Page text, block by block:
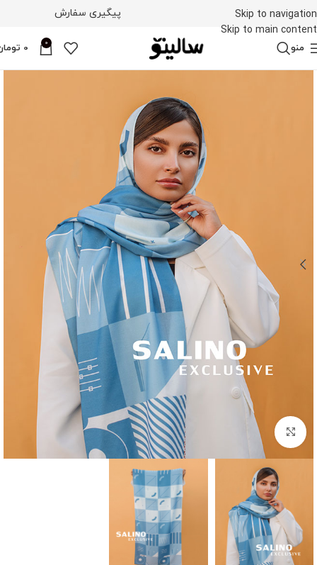
Skip to navigation
Skip to main content
پیگیری سفارش
منو 0
0
بزرگنمایی تصویر